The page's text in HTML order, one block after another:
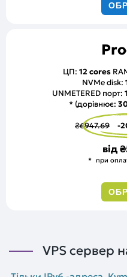
ЦП: 12 cores
NVMe disk:
UNMETERED порт:
* (дорівнює:
₴6947.69 -
від
при
VPS сервер